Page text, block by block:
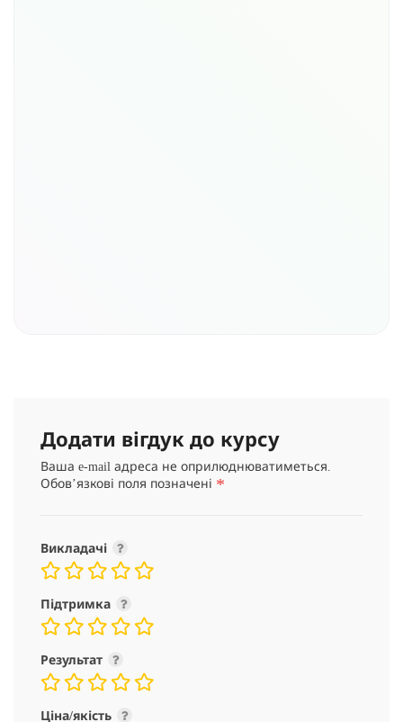
Додати вігдук до курсу
Ваша e-mail адреса не оприлюднюватиметься.
Обов’язкові поля позначені *
Викладачі
Підтримка
Результат
Ціна/якість